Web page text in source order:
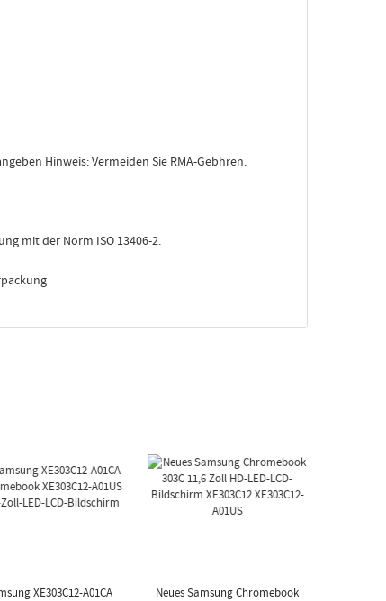
Hinweis: Vermeiden Sie RMA-Gebhren.
mit der Norm ISO 13406-2.
XE303C12-A01CA
Neues Samsung Chromebook